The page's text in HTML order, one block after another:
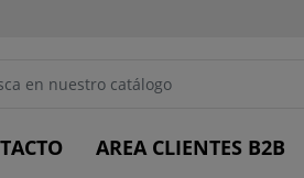
AREA CLIENTES B2B